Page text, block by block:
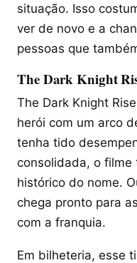
situação. Isso
ver de novo e a
pessoas que
The Dark Knight
The Dark Knight
herói com um arco
tenha tido
consolidada, o
histórico do nome.
chega pronto para
com a franquia.
Em bilheteria, esse